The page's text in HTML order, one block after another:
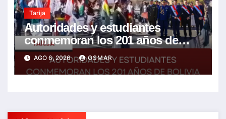
Tarija
Autoridades y estudiantes
conmemoran los 201 años de
Bolivia con la esperanza de un
mejor futuro
AGO 6, 2026 OSMAR